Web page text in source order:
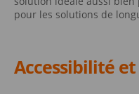
pour les solutions de
Accessibilité